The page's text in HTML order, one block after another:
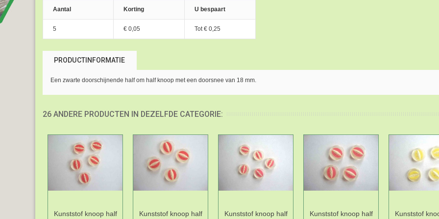
Aantal Korting U bespaart
5 € 0,05 Tot€ 0,25
PRODUCTINFORMATIE
Een zwarte doorschijnende half om half knoop met een doorsnee van 18 mm.
26 ANDERE PRODUCTEN IN DEZELFDE CATEGORIE:
Kunststof knoop half Kunststof knoop half Kunststof knoop half Kunststof knoop half Kunststof